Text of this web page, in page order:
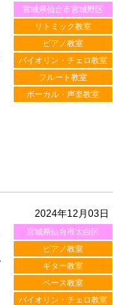
宮城県仙台市宮城野区
リトミック教室
ピアノ教室
バイオリン・チェロ教室
フルート教室
ボーカル・声楽教室
2024年12月03日
宮城県仙台市太白区
ピアノ教室
ギター教室
ベース教室
バイオリン・チェロ教室